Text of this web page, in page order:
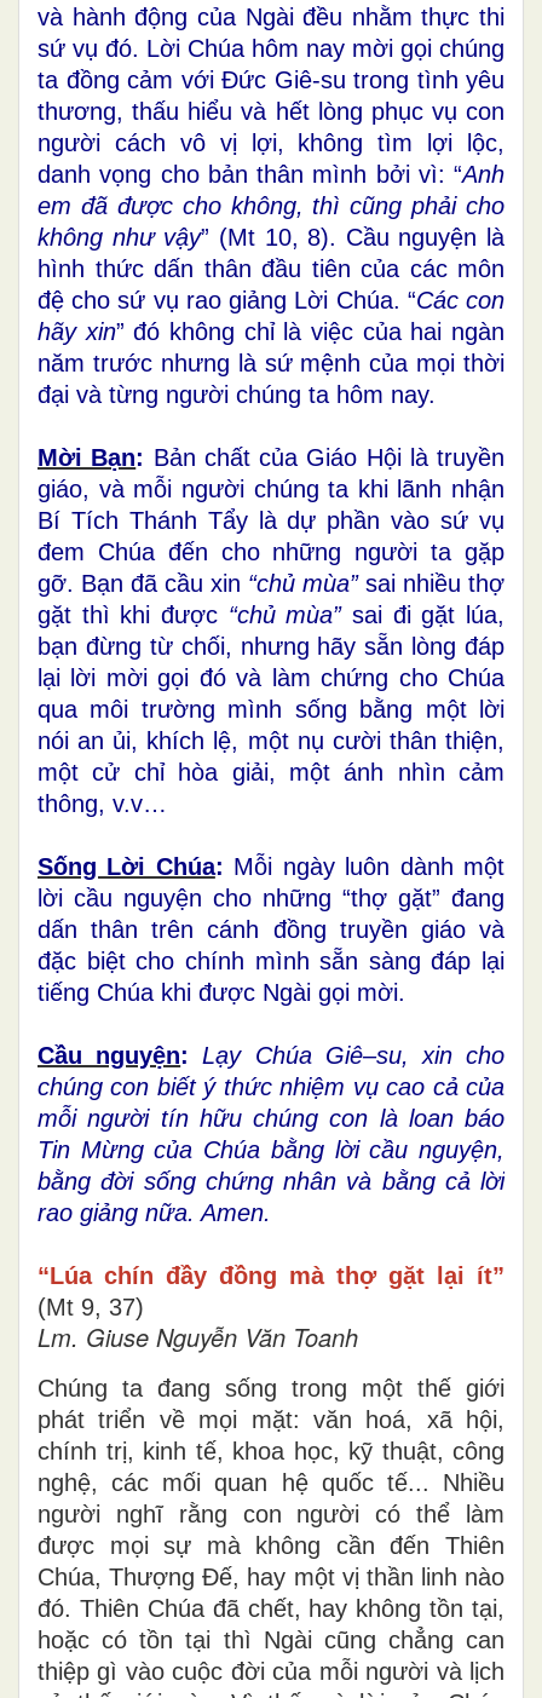
và hành động của Ngài đều nhằm thực thi
sứ vụ đó. Lời Chúa hôm nay mời gọi chúng
ta đồng cảm với Đức Giê-su trong tình yêu
thương, thấu hiểu và hết lòng phục vụ con
người cách vô vị lợi, không tìm lợi lộc,
danh vọng cho bản thân mình bởi vì: “Anh
em đã được cho không, thì cũng phải cho
không như vậy” (Mt 10, 8). Cầu nguyện là
hình thức dấn thân đầu tiên của các môn
đệ cho sứ vụ rao giảng Lời Chúa. “Các con
hãy xin” đó không chỉ là việc của hai ngàn
năm trước nhưng là sứ mệnh của mọi thời
đại và từng người chúng ta hôm nay.
Mời Bạn: Bản chất của Giáo Hội là truyền
giáo, và mỗi người chúng ta khi lãnh nhận
Bí Tích Thánh Tẩy là dự phần vào sứ vụ
đem Chúa đến cho những người ta gặp
gỡ. Bạn đã cầu xin “chủ mùa” sai nhiều thợ
gặt thì khi được “chủ mùa”sai đi gặt lúa,
bạn đừng từ chối, nhưng hãy sẵn lòng đáp
lại lời mời gọi đó và làm chứng cho Chúa
qua môi trường mình sống bằng một lời
nói an ủi, khích lệ, một nụ cười thân thiện,
một cử chỉ hòa giải, một ánh nhìn cảm
thông, v.v…
Sống Lời Chúa: Mỗi ngày luôn dành một
lời cầu nguyện cho những “thợ gặt” đang
dấn thân trên cánh đồng truyền giáo và
đặc biệt cho chính mình sẵn sàng đáp lại
tiếng Chúa khi được Ngài gọi mời.
Cầu nguyện:
Lạy Chúa Giê–su, xin cho
chúng con biết ý thức nhiệm vụ cao cả của
mỗi người tín hữu chúng con là loan báo
Tin Mừng của Chúa bằng lời cầu nguyện,
bằng đời sống chứng nhân và bằng cả lời
rao giảng nữa. Amen.
“Lúa chín đầy đồng mà thợ gặt lại ít”
(Mt 9, 37)
Lm. Giuse Nguyễn Văn Toanh
Chúng ta đang sống trong một thế giới
phát triển về mọi mặt: văn hoá, xã hội,
chính trị, kinh tế, khoa học, kỹ thuật, công
nghệ, các mối quan hệ quốc tế... Nhiều
người nghĩ rằng con người có thể làm
được mọi sự mà không cần đến Thiên
Chúa, Thượng Đế, hay một vị thần linh nào
đó. Thiên Chúa đã chết, hay không tồn tại,
hoặc có tồn tại thì Ngài cũng chẳng can
thiệp gì vào cuộc đời của mỗi người và lịch